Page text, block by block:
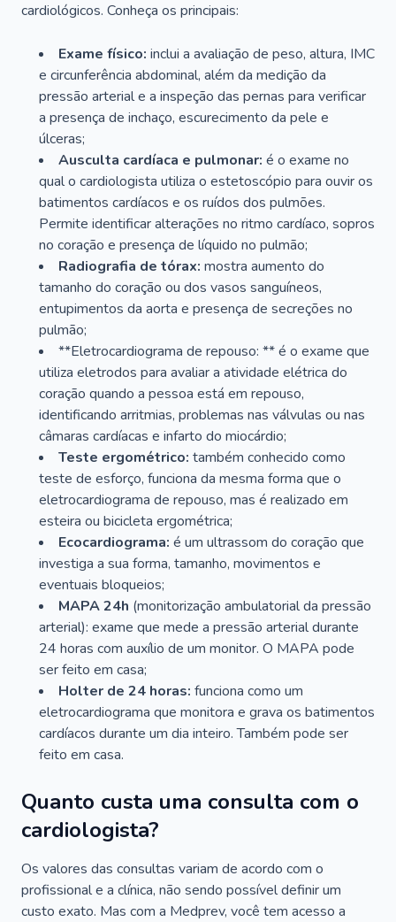
cardiológicos. Conheça os principais:
Exame físico: inclui a avaliação de peso, altura, IMC
e circunferência abdominal, além da medição da
pressão arterial e a inspeção das pernas para verificar
a presença de inchaço, escurecimento da pele e
úlceras;
Ausculta cardíaca e pulmonar: é o exame no
qual o cardiologista utiliza o estetoscópio para ouvir os
batimentos cardíacos e os ruídos dos pulmões.
Permite identificar alterações no ritmo cardíaco, sopros
no coração e presença de líquido no pulmão;
Radiografia de tórax: mostra aumento do
tamanho do coração ou dos vasos sanguíneos,
entupimentos da aorta e presença de secreções no
pulmão;
**Eletrocardiograma de repouso: ** é o exame que
utiliza eletrodos para avaliar a atividade elétrica do
coração quando a pessoa está em repouso,
identificando arritmias, problemas nas válvulas ou nas
câmaras cardíacas e infarto do miocárdio;
Teste ergométrico: também conhecido como
teste de esforço, funciona da mesma forma que o
eletrocardiograma de repouso, mas é realizado em
esteira ou bicicleta ergométrica;
Ecocardiograma: é um ultrassom do coração que
investiga a sua forma, tamanho, movimentos e
eventuais bloqueios;
MAPA 24h (monitorização ambulatorial da pressão
arterial): exame que mede a pressão arterial durante
24 horas com auxílio de um monitor. O MAPA pode
ser feito em casa;
Holter de 24 horas: funciona como um
eletrocardiograma que monitora e grava os batimentos
cardíacos durante um dia inteiro. Também pode ser
feito em casa.
Quanto custa uma consulta com o
cardiologista?
Os valores das consultas variam de acordo com o
profissional e a clínica, não sendo possível definir um
custo exato. Mas com a Medprev, você tem acesso a